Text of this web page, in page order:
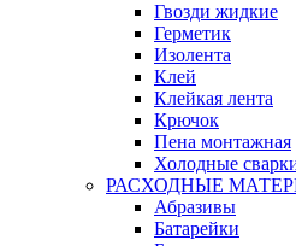
Гвозди жидкие
Герметик
Изолента
Клей
Клейкая лента
Крючок
Пена монтажная
Холодные
РАСХОДНЫЕ
Абразивы
Батарейки